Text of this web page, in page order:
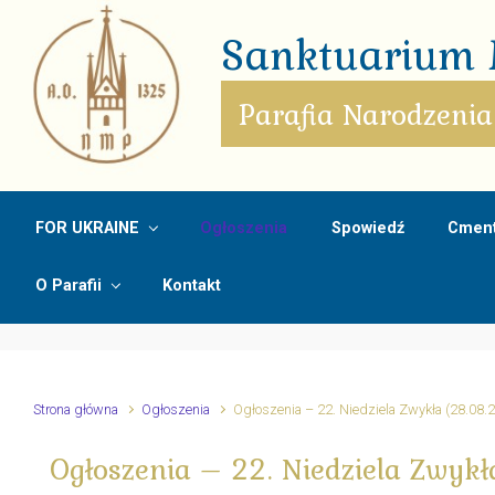
Skip to main content
Sanktuarium
Parafia
FOR UKRAINE Ogłoszenia Spowiedź
O Parafii Kontakt
Strona główna Ogłoszenia Ogłoszenia – 22. Niedziela Zwykła
Ogłoszenia – 22. Niedziela